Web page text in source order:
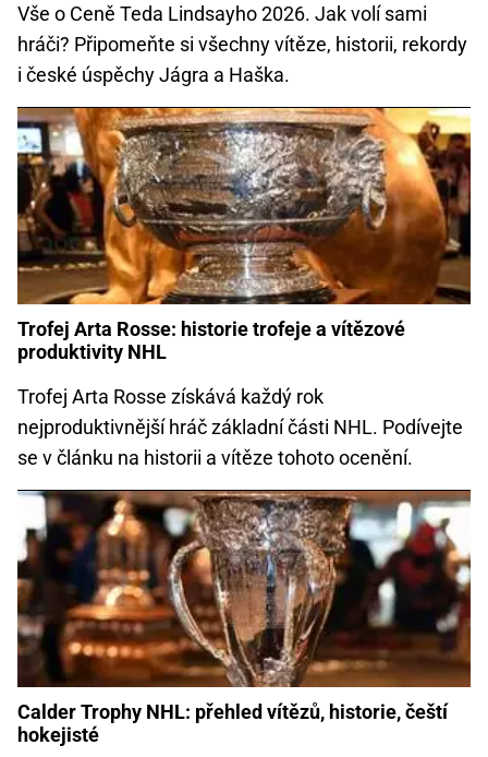
Vše o Ceně Teda Lindsayho 2026. Jak volí sami
hráči? Připomeňte si všechny vítěze, historii, rekordy
i české úspěchy Jágra a Haška.
Trofej Arta Rosse: historie trofeje a vítězové
produktivity NHL
Trofej Arta Rosse získává každý rok
nejproduktivnější hráč základní části NHL. Podívejte
se v článku na historii a vítěze tohoto ocenění.
Calder Trophy NHL: přehled vítězů, historie, čeští
hokejisté